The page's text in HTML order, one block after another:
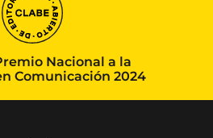
Nacional a la
Comunicación 2024